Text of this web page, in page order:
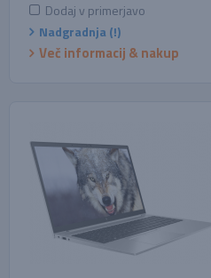
Dodaj v primerjavo
Nadgradnja (!)
Več informacij & nakup